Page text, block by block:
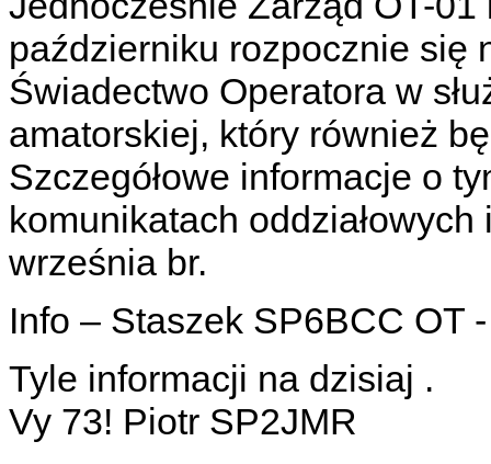
październiku rozpocznie się
Świadectwo Operatora w
amatorskiej, który również
Szczegółowe informacje o
komunikatach
września br.
Info – Staszek SP6BCC OT
Tyle informacji na dzisiaj .
Vy 73! Piotr SP2JMR